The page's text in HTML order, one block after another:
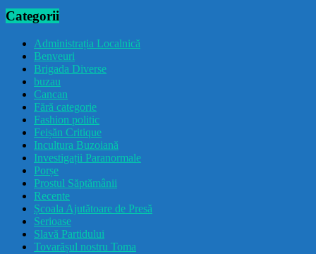
Categorii
Administrația Localnică
Benveuri
Brigada Diverse
buzau
Cancan
Fără categorie
Fashion politic
Feișăn Critique
Incultura Buzoiană
Investigații Paranormale
Porșe
Prostul Săptămânii
Recente
Școala Ajutătoare de Presă
Serioase
Slavă Partidului
Tovarășul nostru Toma